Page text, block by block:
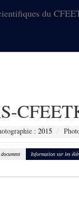
du
: 2015
Information sur les